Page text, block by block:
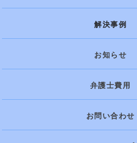
解決事例
お知らせ
弁護士費用
お問い合わせ